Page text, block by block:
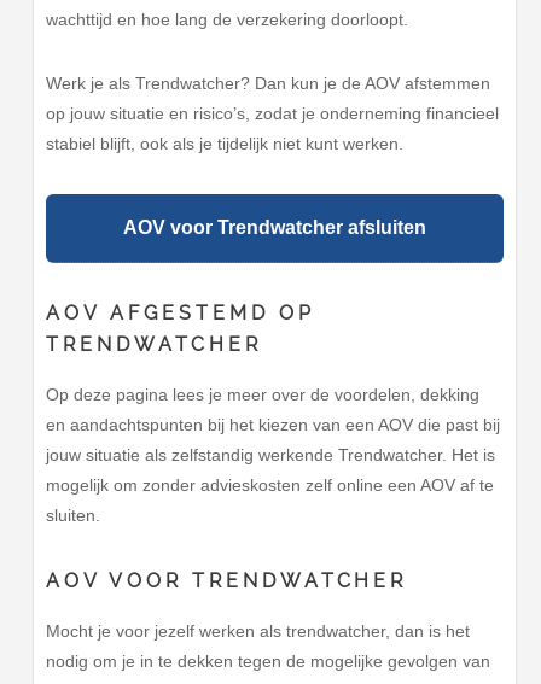
wachttijd en hoe lang de verzekering doorloopt.
Werk je als Trendwatcher? Dan kun je de AOV afstemmen
op jouw situatie en risico’s, zodat je onderneming financieel
stabiel blijft, ook als je tijdelijk niet kunt werken.
AOV voor Trendwatcher afsluiten
AOV AFGESTEMD OP
TRENDWATCHER
Op deze pagina lees je meer over de voordelen, dekking
en aandachtspunten bij het kiezen van een AOV die past bij
jouw situatie als zelfstandig werkende Trendwatcher. Het is
mogelijk om zonder advieskosten zelf online een AOV af te
sluiten.
AOV VOOR TRENDWATCHER
Mocht je voor jezelf werken als trendwatcher, dan is het
nodig om je in te dekken tegen de mogelijke gevolgen van